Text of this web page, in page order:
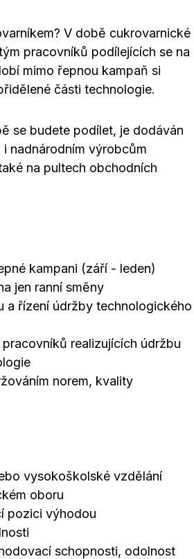
V době cukrovarnické
pracovníků podílejících se na
mimo řepnou kampaň si
části technologie.
se budete podílet, je dodáván
nadnárodním výrobcům
na pultech obchodních
kampani (září - leden)
jen ranní směny
a řízení údržby technologického
realizujících údržbu
norem, kvality
vysokoškolské vzdělání
oboru
pozici výhodou
schopnosti, odolnost